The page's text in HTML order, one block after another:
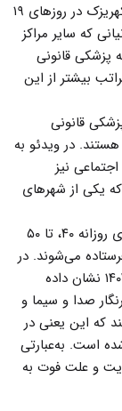
این آمار صرفا موارد ثبت شده در پزشکی قانونی کهریزک در روزهای ۱۹
که سایر مراکز
پزشکی قانونی
بیشتر از این
قانونی
هستند. در ویدئو به
نیز
یکی از شهرهای
در گزارش صدا و سیما گفته می‌شود در شرایط عادی روزانه ۴۰، تا ۵۰
می‌شوند. در
دقیقه ۲:۳۰ هم سندی از آخرین موارد مرگ سال ۱۴۰۳ نشان داده
است. خبرنگار صدا و سیما و
که این یعنی در
این مرکز شده است. به‌عبارتی
هویت و علت فوت به